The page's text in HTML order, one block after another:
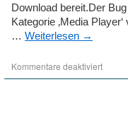
Download bereit.Der
Kategorie ‚Media
… Weiterlesen →
Kommentare deaktiviert